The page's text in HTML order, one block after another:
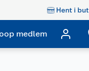
Hent i
medlem